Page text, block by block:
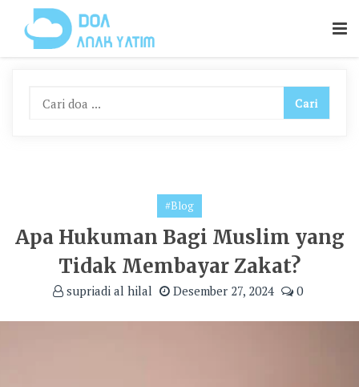
Content
#Blog
Apa Hukuman Bagi Muslim yang
Tidak Membayar Zakat?
supriadi al hilal Desember 27, 2024 0